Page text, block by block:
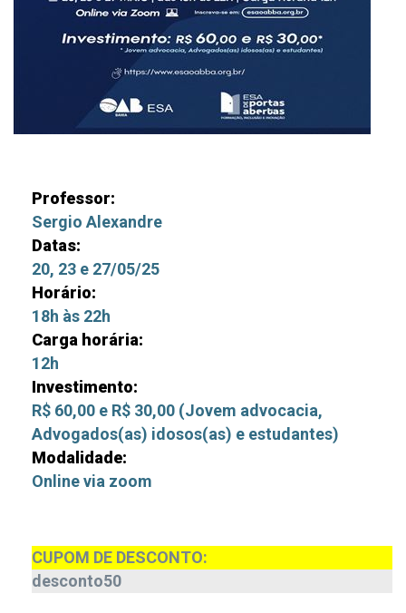
Professor:
Sergio Alexandre
Datas:
20, 23 e 27/05/25
Horário:
18h às 22h
Carga horária:
12h
Investimento:
R$ 60,00 e R$ 30,00 (Jovem advocacia,
Advogados(as) idosos(as) e estudantes)
Modalidade:
Online via zoom
CUPOM DE DESCONTO:
desconto50